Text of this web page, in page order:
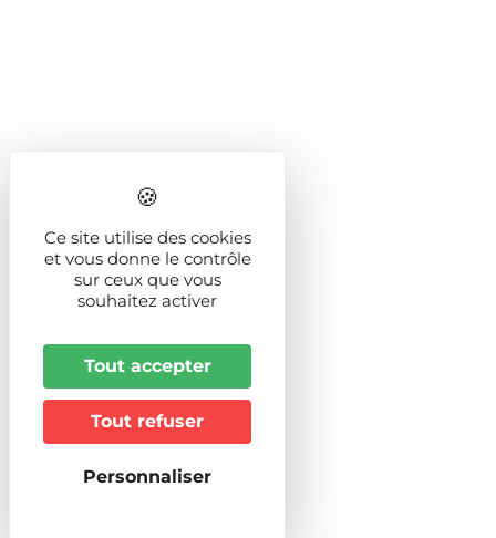
Ce site utilise des cookies
et vous donne le contrôle
sur ceux que vous
souhaitez activer
Tout accepter
Tout refuser
Personnaliser